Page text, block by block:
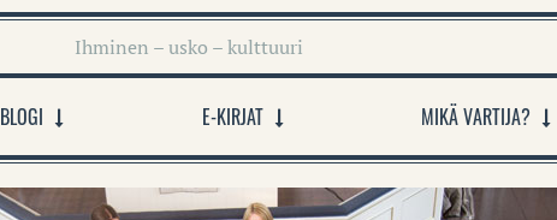
Ihminen – usko – kulttuuri
BLOGI E-KIRJAT MIKÄ VARTIJA?